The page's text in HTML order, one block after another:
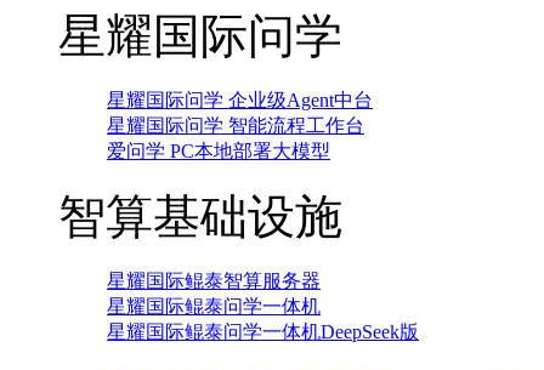
星耀国际问学
星耀国际问学 企业级Agent中台
星耀国际问学 智能流程工作台
爱问学 PC本地部署大模型
智算基础设施
星耀国际鲲泰智算服务器
星耀国际鲲泰问学一体机
星耀国际鲲泰问学一体机DeepSeek版